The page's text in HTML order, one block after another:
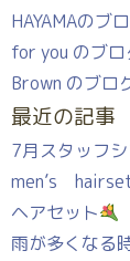
HAYAMAのブ
for you のブロ
Brown のブロ
最近の記事
7月スタッフ
men’s
ヘアセット
雨が多くなる